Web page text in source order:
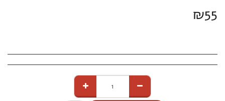
₪55